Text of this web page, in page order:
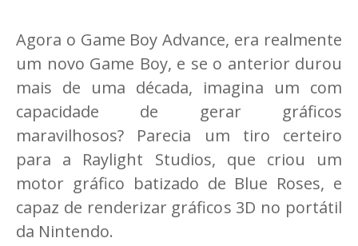
Agora o Game Boy Advance, era realmente
um novo Game Boy, e se o anterior durou
mais de uma década, imagina um com
capacidade de gerar gráficos
maravilhosos? Parecia um tiro certeiro
para a Raylight Studios, que criou um
motor gráfico batizado de Blue Roses, e
capaz de renderizar gráficos 3D no portátil
da Nintendo.